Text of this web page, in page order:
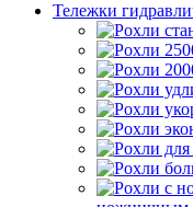
Тележки